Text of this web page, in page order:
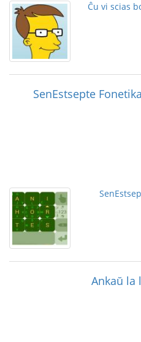
Ĉu vi scias
SenEstsepte
Ankaŭ la